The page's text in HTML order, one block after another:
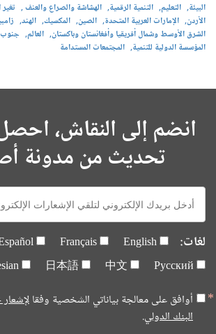
البيئة التعليم التنمية الرقمية الهشاشة والصراع والعنف تغير
الأردن الإمارات العربية المتحدة الصين المكسيك الهند
الشرق الأوسط وشمال أفريقيا وأفغانستان وباكستان العالم جنوب
المؤسسة الدولية للتنمية المجتمعات المستدامة
انضم إلى النقاش،
تحديث من مدونة
E-
mail:
لغات: English
Français
Русский
中文
日本語
أوافق على معالجة بياناتي الشخصية وفقا
البنك الدولي.